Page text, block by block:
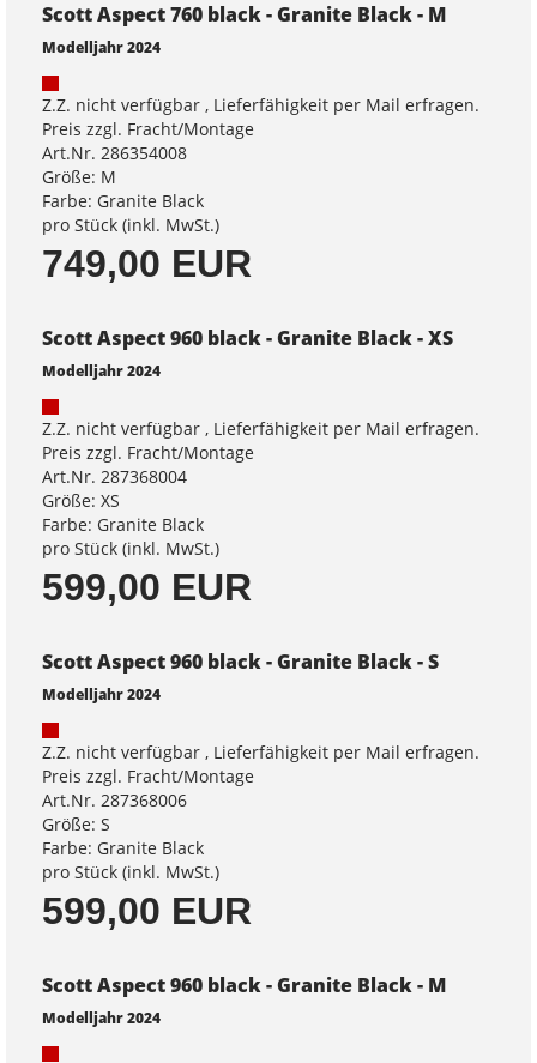
Scott Aspect 760 black - Granite Black - M
Modelljahr 2024
Z.Z. nicht verfügbar , Lieferfähigkeit per Mail erfragen.
Preis zzgl. Fracht/Montage
Art.Nr. 286354008
Größe: M
Farbe: Granite Black
pro Stück (inkl. MwSt.)
749,00 EUR
Scott Aspect 960 black - Granite Black - XS
Modelljahr 2024
Z.Z. nicht verfügbar , Lieferfähigkeit per Mail erfragen.
Preis zzgl. Fracht/Montage
Art.Nr. 287368004
Größe: XS
Farbe: Granite Black
pro Stück (inkl. MwSt.)
599,00 EUR
Scott Aspect 960 black - Granite Black - S
Modelljahr 2024
Z.Z. nicht verfügbar , Lieferfähigkeit per Mail erfragen.
Preis zzgl. Fracht/Montage
Art.Nr. 287368006
Größe: S
Farbe: Granite Black
pro Stück (inkl. MwSt.)
599,00 EUR
Scott Aspect 960 black - Granite Black - M
Modelljahr 2024